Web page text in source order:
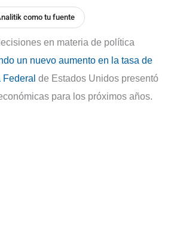
como tu fuente
en materia de política
un nuevo aumento en la tasa de
de Estados Unidos presentó
para los próximos años.